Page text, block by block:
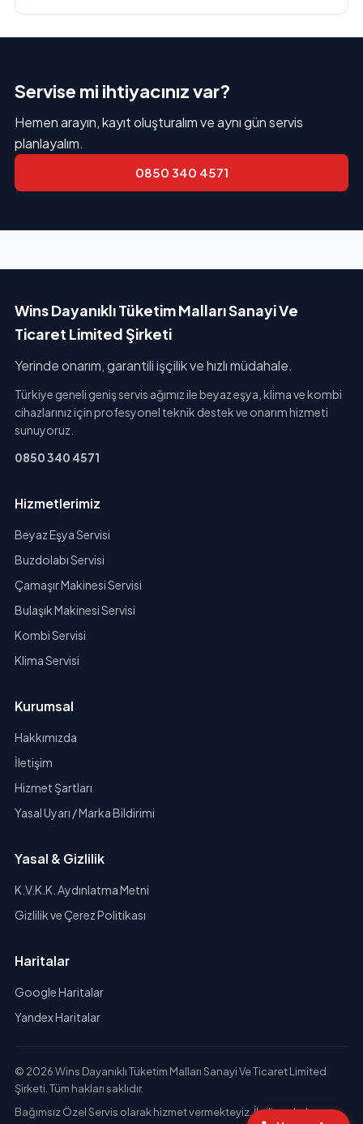
Servise mi ihtiyacınız var?
Hemen arayın, kayıt oluşturalım ve aynı gün servis
planlayalım.
0850 340 4571
Wins Dayanıklı Tüketim Malları Sanayi Ve
Ticaret Limited Şirketi
Yerinde onarım, garantili işçilik ve hızlı müdahale.
Türkiye geneli geniş servis ağımız ile beyaz eşya, klima ve kombi
cihazlarınız için profesyonel teknik destek ve onarım hizmeti
sunuyoruz.
0850 340 4571
Hizmetlerimiz
Beyaz Eşya Servisi
Buzdolabı Servisi
Çamaşır Makinesi Servisi
Bulaşık Makinesi Servisi
Kombi Servisi
Klima Servisi
Kurumsal
Hakkımızda
İletişim
Hizmet Şartları
Yasal Uyarı / Marka Bildirimi
Yasal & Gizlilik
K.V.K.K. Aydınlatma Metni
Gizlilik ve Çerez Politikası
Haritalar
Google Haritalar
Yandex Haritalar
© 2026 Wins Dayanıklı Tüketim Malları Sanayi Ve Ticaret Limited
Şirketi. Tüm hakları saklıdır.
Bağımsız Özel Servis olarak hizmet vermekteyiz. İlgili markaların